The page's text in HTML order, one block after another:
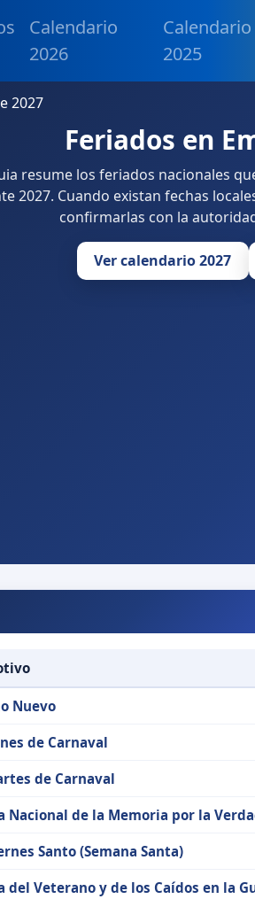
Calendario
2026
Calendario
2025
2027
Feriados en
resume los feriados nacionales
2027. Cuando existan fechas
confirmarlas con la
Ver calendario 2027
Nuevo
de Carnaval
de Carnaval
Nacional de la Memoria por la
Santo (Semana Santa)
del Veterano y de los Caídos en la